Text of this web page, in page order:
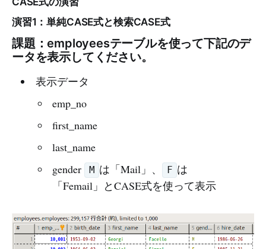
演習1：単純CASE式と検索CASE式
課題：employeesテーブルを使って下記のデ
ータを表示してください。
表示データ
emp_no
first_name
last_name
gender
M は「Mail」、 F は
「Femail」とCASE式を使って表示